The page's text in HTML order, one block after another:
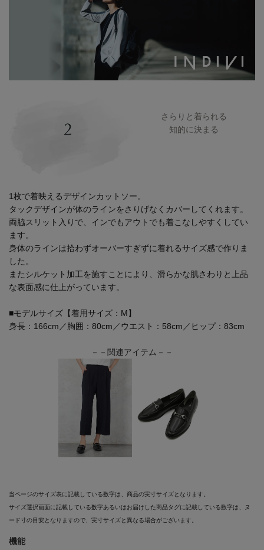
さらりと着られる
知的に決まる
1枚で着映えるデザインカットソー。
タックデザインが体のラインをさりげなくカバーしてくれます。
両脇スリット入りで、インでもアウトでも着こなしやすくしてい
ます。
身体のラインは拾わずオーバーすぎずに着れるサイズ感で作りま
した。
またシルケット加工を施すことにより、滑らかな肌さわりと上品
な表面感に仕上がっています。
■モデルサイズ【着用サイズ：M】
身長：166cm／胸囲：80cm／ウエスト：58cm／ヒップ：83cm
－－関連アイテム－－
当ページのサイズ表に記載している数字は、商品の実寸サイズとなります。
サイズ選択画面に記載している数字あるいはお届けした商品タグに記載している数字は、ヌ
ード寸の目安となりますので、実寸サイズと異なる場合がございます。
機能